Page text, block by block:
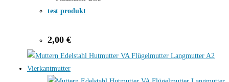
test produkt
2,00 €